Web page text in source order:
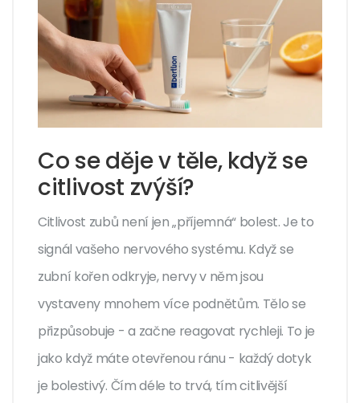
Co se děje v těle, když se
citlivost zvýší?
Citlivost zubů není jen „příjemná“ bolest. Je to
signál vašeho nervového systému. Když se
zubní kořen odkryje, nervy v něm jsou
vystaveny mnohem více podnětům. Tělo se
přizpůsobuje - a začne reagovat rychleji. To je
jako když máte otevřenou ránu - každý dotyk
je bolestivý. Čím déle to trvá, tím citlivější